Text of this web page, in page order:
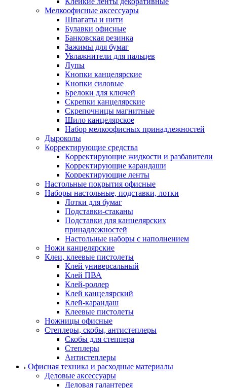
Мелкоофисные аксессуары
Шпагаты и нити
Булавки офисные
Банковская резинка
Зажимы для бумаг
Увлажнители для пальцев
Лупы
Кнопки канцелярские
Кнопки силовые
Брелоки для ключей
Скрепки канцелярские
Скрепочницы магнитные
Шило канцелярское
Набор мелкоофисных принадлежностей
Дыроколы
Корректирующие средства
Корректирующие жидкости и разбавители
Корректирующие карандаши
Корректирующие ленты
Настольные покрытия офисные
Наборы настольные, подставки, лотки
Лотки для бумаг
Подставки-стаканы
Подставки для канцелярских
принадлежностей
Настольные наборы с наполнением
Ножи канцелярские
Клеи, клеевые пистолеты
Клей универсальный
Клей ПВА
Клей-роллер
Клей канцелярский
Клей-карандаш
Клеевые пистолеты
Ножницы офисные
Степлеры, скобы, антистеплеры
Скобы для степпера
Степлеры
Антистеплеры
Офисная техника и расходные материалы
Деловые аксессуары
Деловая галантерея